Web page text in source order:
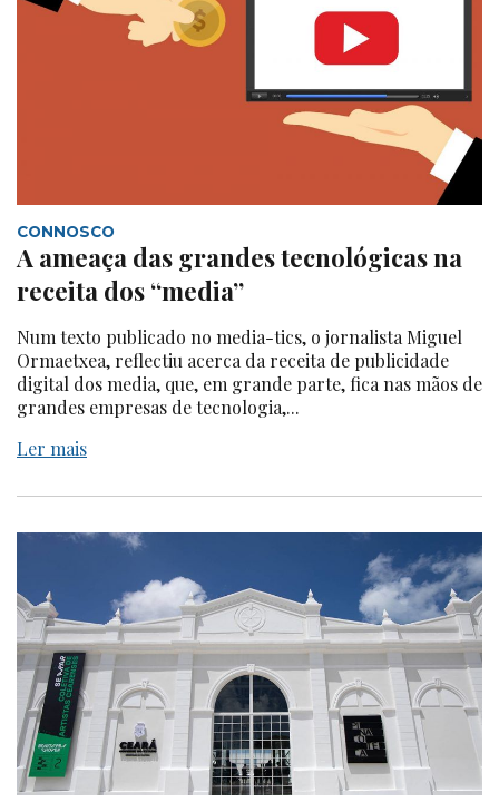
CONNOSCO
A ameaça das grandes tecnológicas na
receita dos “media”
Num texto publicado no media-tics, o jornalista Miguel
Ormaetxea, reflectiu acerca da receita de publicidade
digital dos media, que, em grande parte, fica nas mãos de
grandes empresas de tecnologia,...
Ler mais